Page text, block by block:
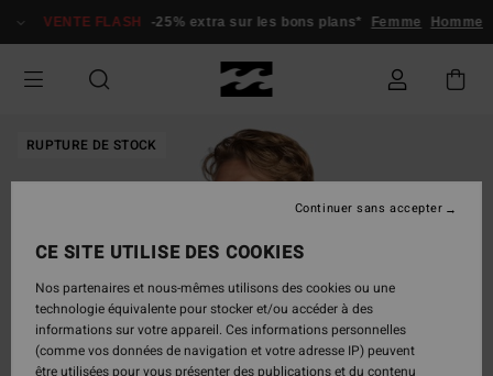
VENTE FLASH -25% extra sur les bons plans* Femme Homme
RUPTURE DE STOCK
CE SITE UTILISE DES COOKIES
Nos partenaires et nous-mêmes utilisons des cookies ou une
technologie équivalente pour stocker et/ou accéder à des
informations sur votre appareil. Ces informations personnelles
(comme vos données de navigation et votre adresse IP) peuvent
être utilisées pour vous présenter des publications et du contenu
Continuer sans accepter